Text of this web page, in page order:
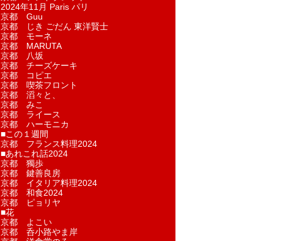
2024年11月 Paris パリ
京都 Guu
京都 じき ごだん 東洋賢士
京都 モーネ
京都 MARUTA
京都 八坂
京都 チーズケーキ
京都 コピエ
京都 喫茶フロント
京都 滔々と、
京都 みこ
京都 ライース
京都 ハーモニカ
■この１週間
京都 フランス料理2024
■あれこれ話2024
京都 獨歩
京都 鍵善良房
京都 イタリア料理2024
京都 和食2024
京都 ピョリヤ
■花
京都 よこい
京都 呑小路やま岸